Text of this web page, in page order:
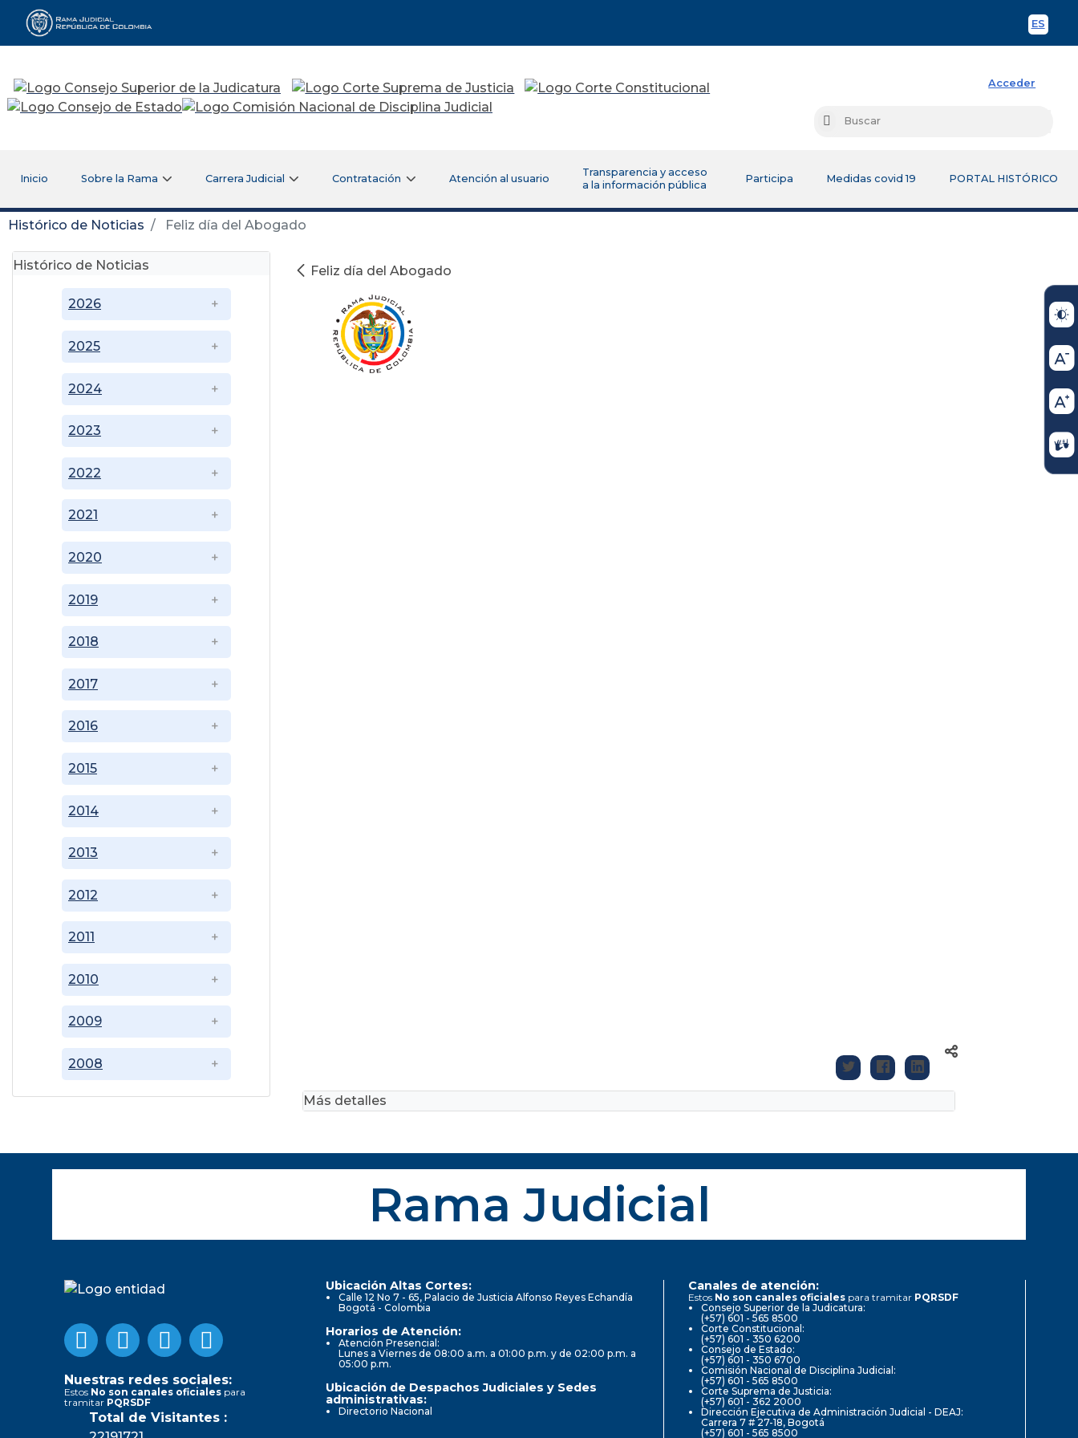
ES
Rama Judicial
Acceder
Buscar
Inicio Sobre la Rama Carrera Judicial Contratación Atención al usuario
Transparencia y acceso
a la información pública
Participa Medidas covid 19 PORTAL HISTÓRICO
Histórico de Noticias Feliz día del Abogado
Histórico de Noticias
2008
2009
2010
2011
2012
2013
2014
2015
2016
2017
2018
2019
2020
2021
2022
2023
2024
2025
2026
Feliz día del Abogado
Más detalles
Rama Judicial
Nuestras redes sociales:
Estos No son canales oficiales para
tramitar PQRSDF
Total de Visitantes :
Ubicación Altas Cortes:
Calle 12 No 7 - 65, Palacio de Justicia Alfonso Reyes Echandía
Bogotá - Colombia
Horarios de Atención:
Atención Presencial:
Lunes a Viernes de 08:00 a.m. a 01:00 p.m. y de 02:00 p.m. a
05:00 p.m.
Ubicación de Despachos Judiciales y Sedes
administrativas:
Directorio Nacional
Canales de atención:
Estos No son canales oficiales para tramitar PQRSDF
Consejo Superior de la Judicatura:
(+57) 601 - 565 8500
Corte Constitucional:
(+57) 601 - 350 6200
Consejo de Estado:
(+57) 601 - 350 6700
Comisión Nacional de Disciplina Judicial:
(+57) 601 - 565 8500
Corte Suprema de Justicia:
(+57) 601 - 362 2000
Dirección Ejecutiva de Administración Judicial - DEAJ:
Carrera 7 # 27-18, Bogotá
(+57) 601 - 565 8500